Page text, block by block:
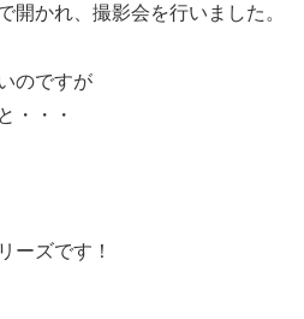
開かれ、撮影会を行いました。
のですが
・・・
ーズです！